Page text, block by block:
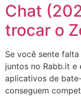
Chat
trocar o
Se você sente
juntos no Rabb.it e
aplicativos de
conseguem